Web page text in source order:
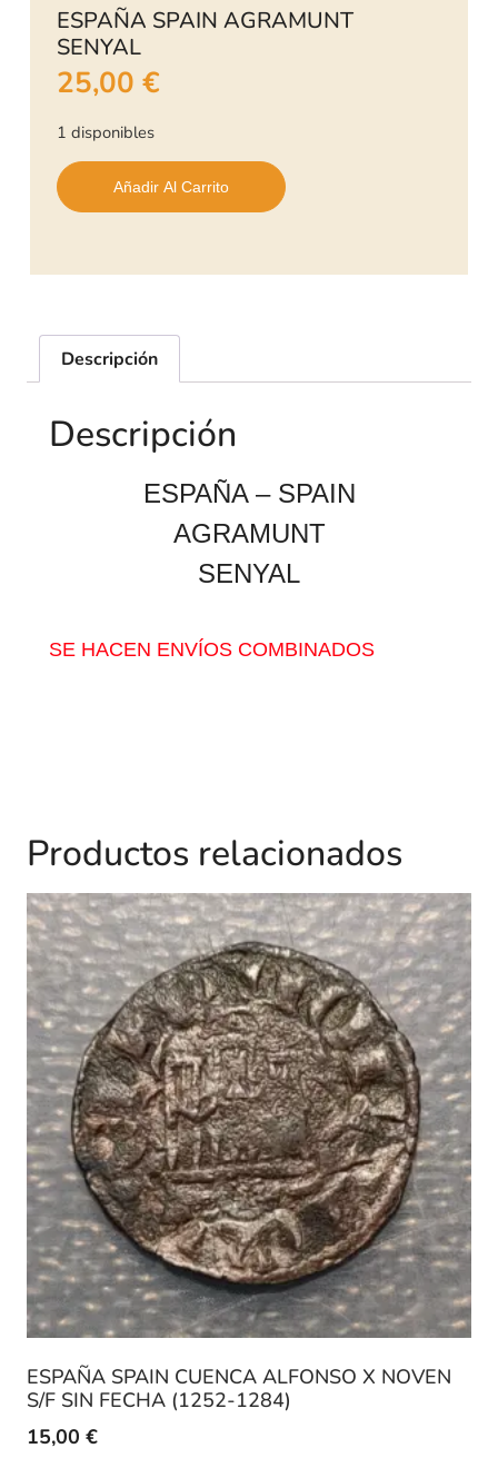
ESPAÑA SPAIN AGRAMUNT
SENYAL
25,00 €
1 disponibles
Añadir Al Carrito
Descripción
Descripción
ESPAÑA – SPAIN
AGRAMUNT
SENYAL
SE HACEN ENVÍOS COMBINADOS
Productos relacionados
ESPAÑA SPAIN CUENCA ALFONSO X NOVEN
S/F SIN FECHA (1252-1284)
15,00 €